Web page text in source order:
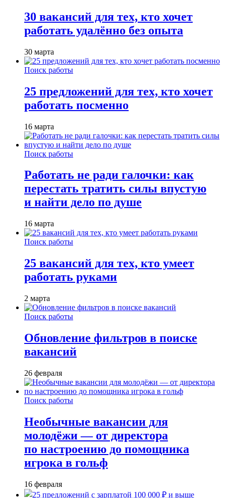
30 вакансий для тех, кто хочет
работать удалённо без опыта
30 марта
Поиск работы
25 предложений для тех, кто хочет
работать посменно
16 марта
Поиск работы
Работать не ради галочки: как
перестать тратить силы впустую
и найти дело по душе
16 марта
Поиск работы
25 вакансий для тех, кто умеет
работать руками
2 марта
Поиск работы
Обновление фильтров в поиске
вакансий
26 февраля
Поиск работы
Необычные вакансии для
молодёжи — от директора
по настроению до помощника
игрока в гольф
16 февраля